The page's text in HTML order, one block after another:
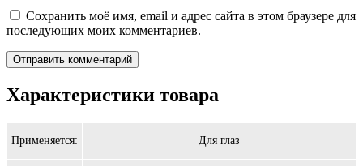
Сохранить моё имя, email и адрес сайта в этом браузере для
последующих моих комментариев.
Характеристики товара
Применяется: Для глаз